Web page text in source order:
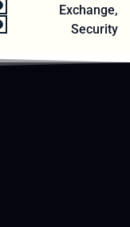
Exchange,
Security